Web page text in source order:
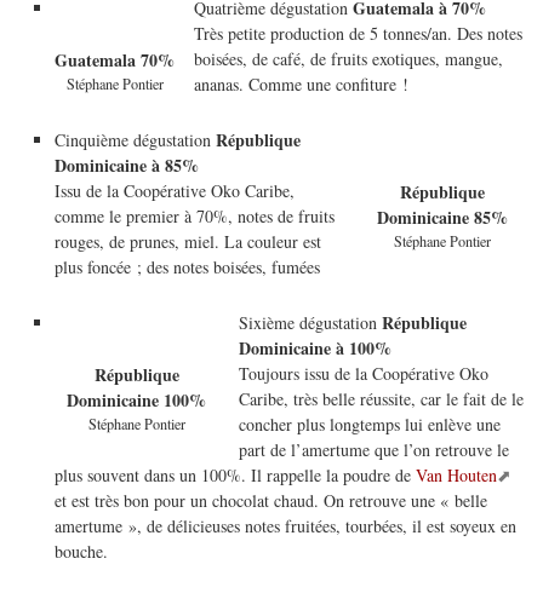
Guatemala 70%
Stéphane Pontier
Quatrième dégustation Guatemala à 70%
Très petite production de 5 tonnes/an. Des notes
boisées, de café, de fruits exotiques, mangue,
ananas. Comme une confiture !
République
Dominicaine 85%
Stéphane Pontier
Cinquième dégustation République
Dominicaine à 85%
Issu de la Coopérative Oko Caribe,
comme le premier à 70%, notes de fruits
rouges, de prunes, miel. La couleur est
plus foncée ; des notes boisées, fumées
République
Dominicaine 100%
Stéphane Pontier
Sixième dégustation République
Dominicaine à 100%
Toujours issu de la Coopérative Oko
Caribe, très belle réussite, car le fait de le
concher plus longtemps lui enlève une
part de l’amertume que l’on retrouve le
plus souvent dans un 100%. Il rappelle la poudre de Van Houten
et est très bon pour un chocolat chaud. On retrouve une « belle
amertume », de délicieuses notes fruitées, tourbées, il est soyeux en
bouche.